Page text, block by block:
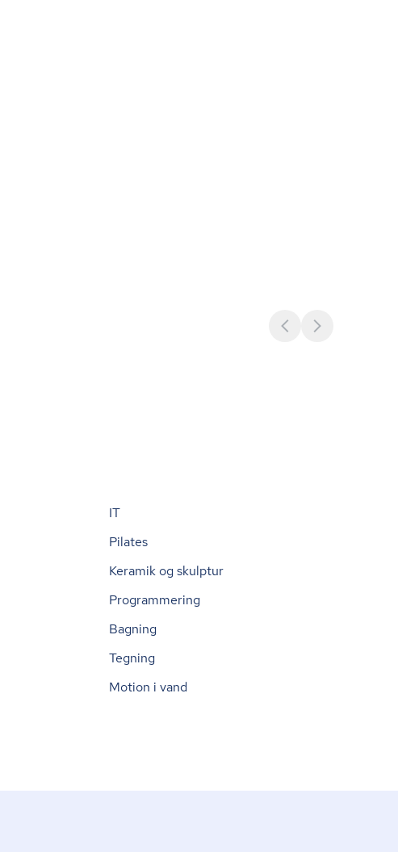
IT
Pilates
Keramik og skulptur
Programmering
Bagning
Tegning
Motion i vand